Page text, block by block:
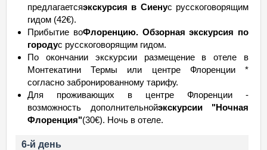
предлагаетсяэкскурсия в Сиенус русскоговорящим
гидом (42€).
Прибытие воФлоренцию. Обзорная экскурсия по
городус русскоговорящим гидом.
По окончании экскурсии размещение в отеле в
Монтекатини Термы или центре Флоренции *
согласно забронированному тарифу.
Для проживающих в центре Флоренции -
возможность дополнительнойэкскурсии "Ночная
Флоренция"(30€). Ночь в отеле.
6-й день